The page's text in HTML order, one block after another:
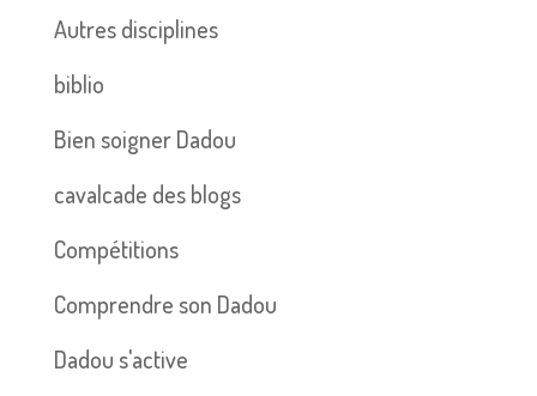
Autres disciplines
biblio
Bien soigner Dadou
cavalcade des blogs
Compétitions
Comprendre son Dadou
Dadou s'active